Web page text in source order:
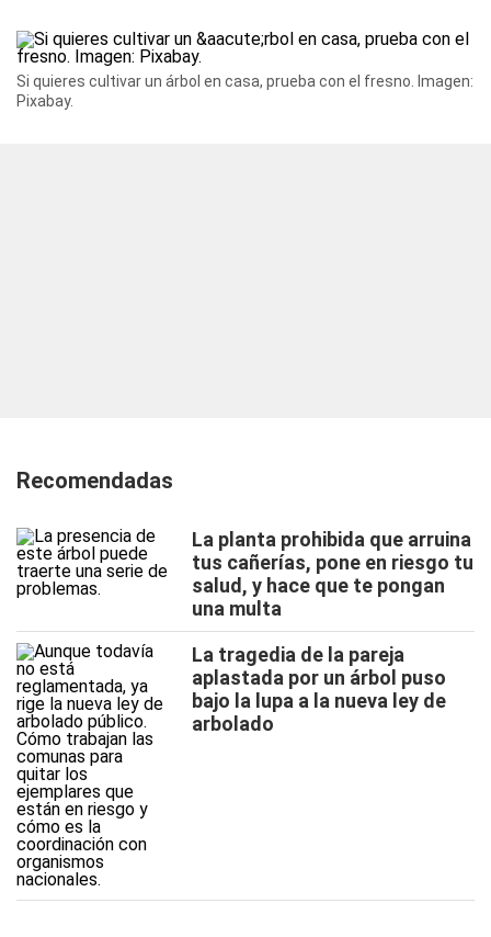
Si quieres cultivar un árbol en casa, prueba con el fresno. Imagen:
Pixabay.
Recomendadas
La planta prohibida que arruina
tus cañerías, pone en riesgo tu
salud, y hace que te pongan
una multa
La tragedia de la pareja
aplastada por un árbol puso
bajo la lupa a la nueva ley de
arbolado